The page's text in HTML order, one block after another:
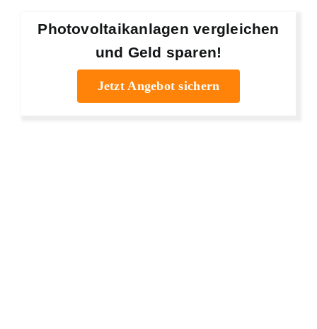
Photovoltaikanlagen vergleichen
und Geld sparen!
Jetzt Angebot sichern